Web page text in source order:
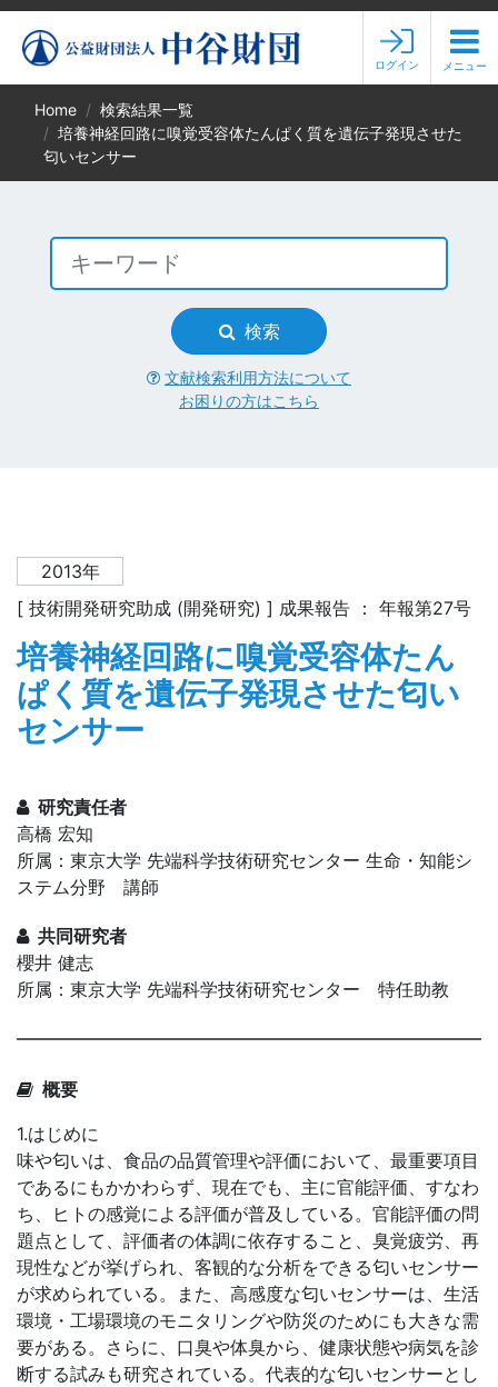
ログイン メニュー
Home
検索結果一覧
培養神経回路に嗅覚受容体たんぱく質を遺伝子発現させた
匂いセンサー
検索
文献検索利用方法について
お困りの方はこちら
2013年
[ 技術開発研究助成 (開発研究) ] 成果報告 ： 年報第27号
培養神経回路に嗅覚受容体たん
ぱく質を遺伝子発現させた匂い
センサー
研究責任者
高橋 宏知
所属：東京大学 先端科学技術研究センター 生命・知能シ
ステム分野 講師
共同研究者
櫻井 健志
所属：東京大学 先端科学技術研究センター 特任助教
概要
1.はじめに
味や匂いは、食品の品質管理や評価において、最重要項目
であるにもかかわらず、現在でも、主に官能評価、すなわ
ち、ヒトの感覚による評価が普及している。官能評価の問
題点として、評価者の体調に依存すること、臭覚疲労、再
現性などが挙げられ、客観的な分析をできる匂いセンサー
が求められている。また、高感度な匂いセンサーは、生活
環境・工場環境のモニタリングや防災のためにも大きな需
要がある。さらに、口臭や体臭から、健康状態や病気を診
断する試みも研究されている。代表的な匂いセンサーとし